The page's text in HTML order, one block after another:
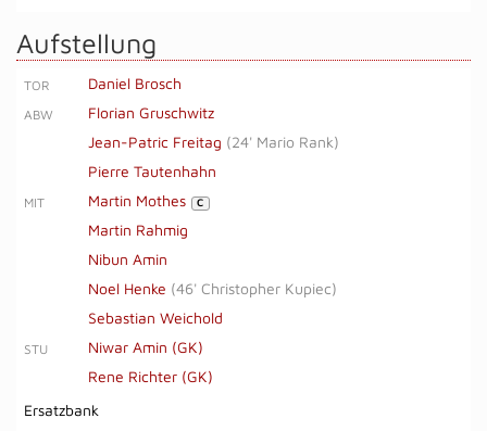
Aufstellung
TOR Daniel Brosch
ABW
Florian Gruschwitz
Jean-Patric Freitag (24' Mario Rank)
Pierre Tautenhahn
MIT Martin Mothes C
Martin Rahmig
Nibun Amin
Noel Henke (46' Christopher Kupiec)
Sebastian Weichold
STU
Niwar Amin (GK)
Rene Richter (GK)
Ersatzbank